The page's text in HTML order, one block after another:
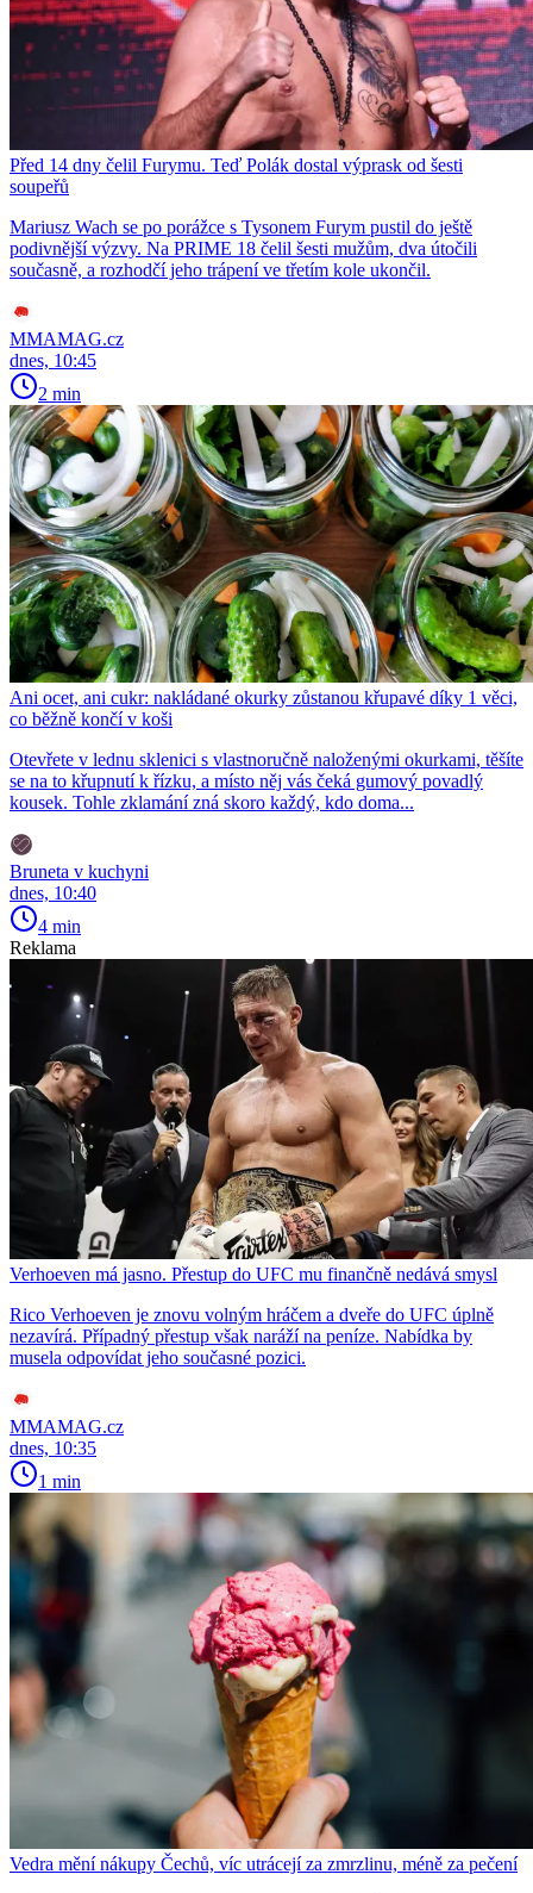
Před 14 dny čelil Furymu. Teď Polák dostal výprask od šesti
soupeřů
Mariusz Wach se po porážce s Tysonem Furym pustil do ještě
podivnější výzvy. Na PRIME 18 čelil šesti mužům, dva útočili
současně, a rozhodčí jeho trápení ve třetím kole ukončil.
MMAMAG.cz
dnes, 10:45
2 min
Ani ocet, ani cukr: nakládané okurky zůstanou křupavé díky 1 věci,
co běžně končí v koši
Otevřete v lednu sklenici s vlastnoručně naloženými okurkami, těšíte
se na to křupnutí k řízku, a místo něj vás čeká gumový povadlý
kousek. Tohle zklamání zná skoro každý, kdo doma...
Bruneta v kuchyni
dnes, 10:40
4 min
Reklama
Verhoeven má jasno. Přestup do UFC mu finančně nedává smysl
Rico Verhoeven je znovu volným hráčem a dveře do UFC úplně
nezavírá. Případný přestup však naráží na peníze. Nabídka by
musela odpovídat jeho současné pozici.
MMAMAG.cz
dnes, 10:35
1 min
Vedra mění nákupy Čechů, víc utrácejí za zmrzlinu, méně za pečení